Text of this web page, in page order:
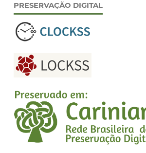
PRESERVAÇÃO DIGITAL